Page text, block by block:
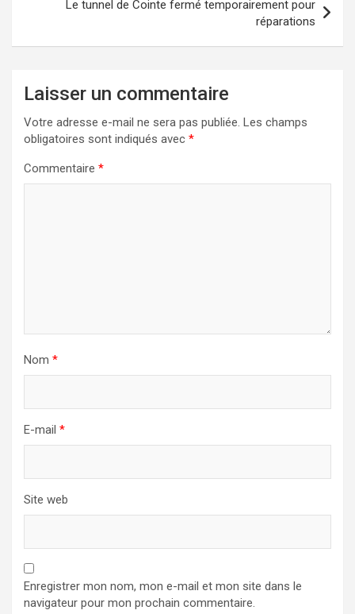
Le tunnel de Cointe fermé temporairement pour
réparations
Laisser un commentaire
Votre adresse e-mail ne sera pas publiée. Les champs
obligatoires sont indiqués avec *
Commentaire *
Nom *
E-mail *
Site web
Enregistrer mon nom, mon e-mail et mon site dans le
navigateur pour mon prochain commentaire.